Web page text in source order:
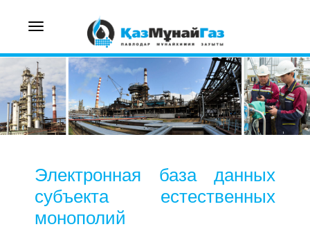
Toggle
Электронная база данных
субъекта естественных
монополий